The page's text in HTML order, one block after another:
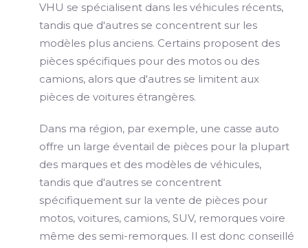
VHU se spécialisent dans les véhicules récents,
tandis que d'autres se concentrent sur les
modèles plus anciens. Certains proposent des
pièces spécifiques pour des motos ou des
camions, alors que d'autres se limitent aux
pièces de voitures étrangères.
Dans ma région, par exemple, une casse auto
offre un large éventail de pièces pour la plupart
des marques et des modèles de véhicules,
tandis que d'autres se concentrent
spécifiquement sur la vente de pièces pour
motos, voitures, camions, SUV, remorques voire
même des semi-remorques. Il est donc conseillé